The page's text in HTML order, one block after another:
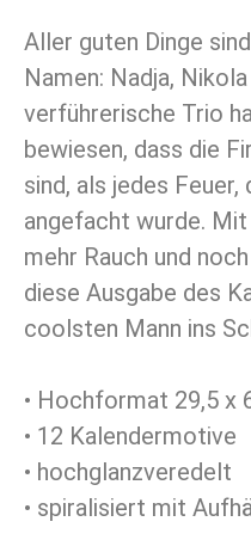
Aller guten Dinge
Namen: Nadja,
verführerische Trio
bewiesen, dass die
sind, als jedes
angefacht wurde.
mehr Rauch und
diese Ausgabe des
coolsten Mann ins
• Hochformat 29,5 x
• 12 Kalendermotive
• hochglanzveredelt
• spiralisiert mit